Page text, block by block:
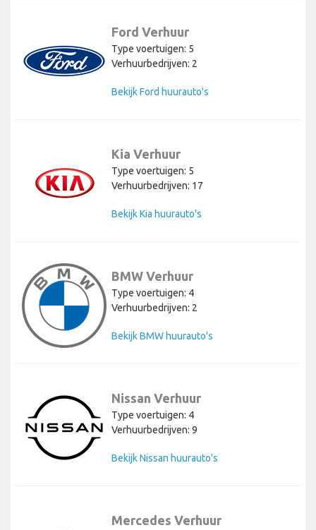
Ford Verhuur
Type voertuigen: 5
Verhuurbedrijven: 2
Bekijk Ford huurauto's
Kia Verhuur
Type voertuigen: 5
Verhuurbedrijven: 17
Bekijk Kia huurauto's
BMW Verhuur
Type voertuigen: 4
Verhuurbedrijven: 2
Bekijk BMW huurauto's
Nissan Verhuur
Type voertuigen: 4
Verhuurbedrijven: 9
Bekijk Nissan huurauto's
Mercedes Verhuur